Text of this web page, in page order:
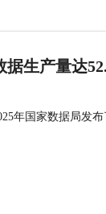
据生产量达
年国家数据局发